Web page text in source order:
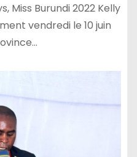
Miss Burundi 2022 Kelly
vendredi le 10 juin